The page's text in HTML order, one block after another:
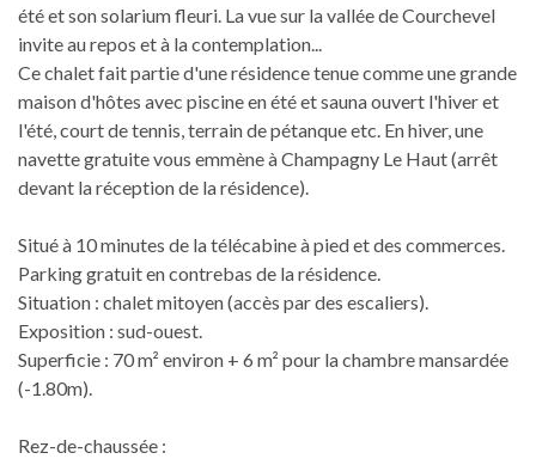
été et son solarium fleuri. La vue sur la vallée de Courchevel
invite au repos et à la contemplation...
Ce chalet fait partie d'une résidence tenue comme une grande
maison d'hôtes avec piscine en été et sauna ouvert l'hiver et
l'été, court de tennis, terrain de pétanque etc. En hiver, une
navette gratuite vous emmène à Champagny Le Haut (arrêt
devant la réception de la résidence).
Situé à 10 minutes de la télécabine à pied et des commerces.
Parking gratuit en contrebas de la résidence.
Situation : chalet mitoyen (accès par des escaliers).
Exposition : sud-ouest.
Superficie : 70 m² environ + 6 m² pour la chambre mansardée
(-1.80m).
Rez-de-chaussée :